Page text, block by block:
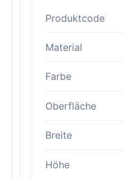
Produktcode
Material
Farbe
Oberfläche
Breite
Höhe